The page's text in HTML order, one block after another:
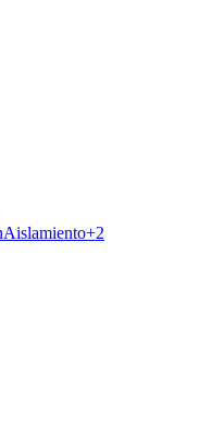
Aislamiento+2